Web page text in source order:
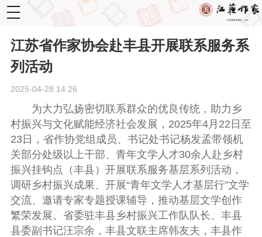
toggle
navigation
江苏省作家协会赴丰县开展联系服务系
列活动
2025-04-28 14:26
为大力弘扬密切联系群众的优良传统，助力乡
村振兴与文化赋能经济社会发展， 2025年4月22日至
23日，省作协党组成员、书记处书记杨发孟带领机
关部分处级以上干部、青年文学人才30余人赴乡村
振兴挂钩点（丰县）开展联系服务基层系列活动，
调研 乡村振兴成果、开展“青年文学人才基层行”文学
交流、邀请专家专题授课辅导，推动基层文学创作
繁荣发展。省委驻丰县乡村振兴工作队队长、丰县
县委副书记汪宗余，丰县文联主席韩友夫，丰县作